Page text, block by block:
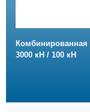
Комбинированная
3000 кН / 100 кН